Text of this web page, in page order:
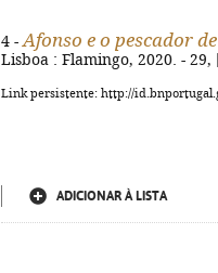
4 - Afonso e o pescador
Lisboa : Flamingo, 2020. - 29,
Link persistente: http://
ADICIONAR À LISTA